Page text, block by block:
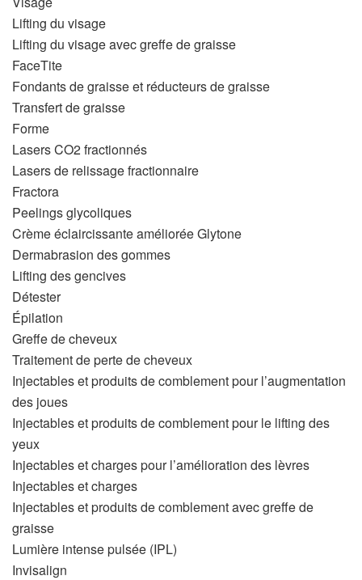
Lifting du visage
Lifting du visage avec greffe de graisse
FaceTite
Fondants de graisse et réducteurs de graisse
Transfert de graisse
Forme
Lasers CO2 fractionnés
Lasers de relissage fractionnaire
Fractora
Peelings glycoliques
Crème éclaircissante améliorée Glytone
Dermabrasion des gommes
Lifting des gencives
Détester
Épilation
Greffe de cheveux
Traitement de perte de cheveux
Injectables et produits de comblement pour l’augmentation
des joues
Injectables et produits de comblement pour le lifting des
yeux
Injectables et charges pour l’amélioration des lèvres
Injectables et charges
Injectables et produits de comblement avec greffe de
graisse
Lumière intense pulsée (IPL)
Invisalign